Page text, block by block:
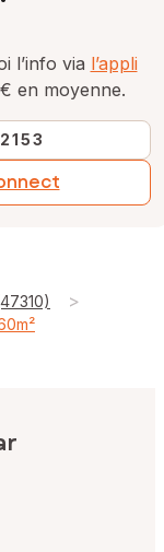
l’info via l’appli
en moyenne.
>